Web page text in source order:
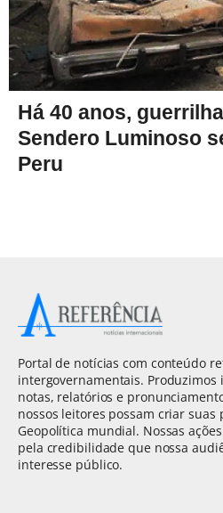
Há 40 anos,
Sendero Luminoso
Peru
Portal de notícias com conteúdo
intergovernamentais. Produzimos
notas, relatórios e
nossos leitores possam criar
Geopolítica mundial. Nossas
pela credibilidade que nossa
interesse público.